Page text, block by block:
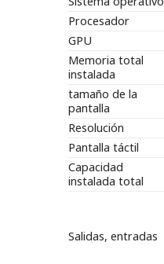
Procesador
GPU
Memoria total
instalada
tamaño de la
pantalla
Resolución
Pantalla táctil
Capacidad
instalada total
Salidas, entradas